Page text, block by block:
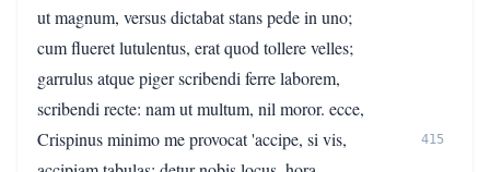
ut magnum, versus dictabat stans pede in uno;
cum flueret lutulentus, erat quod tollere velles;
garrulus atque piger scribendi ferre laborem,
scribendi recte: nam ut multum, nil moror. ecce,
Crispinus minimo me provocat 'accipe, si vis,
415